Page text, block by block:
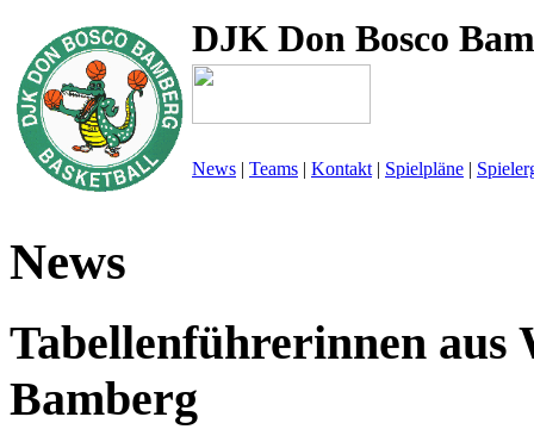
DJK Don Bosco
News | Teams | Kontakt | Spielpläne |
News
Tabellenführerinnen aus
Bamberg